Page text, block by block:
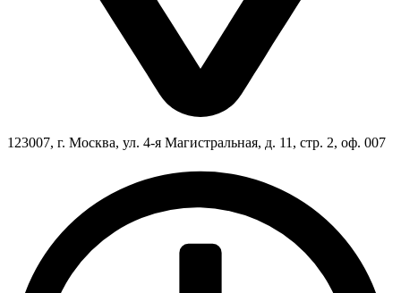
123007, г. Москва, ул. 4-я Магистральная, д. 11, стр. 2, оф. 007